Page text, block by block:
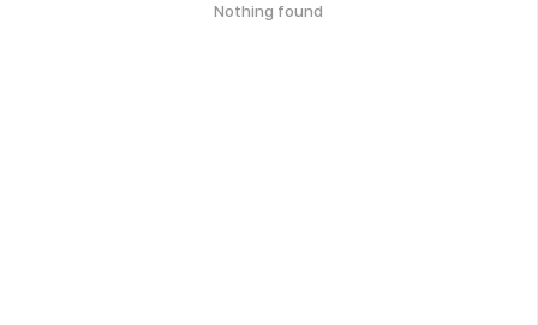
Nothing found